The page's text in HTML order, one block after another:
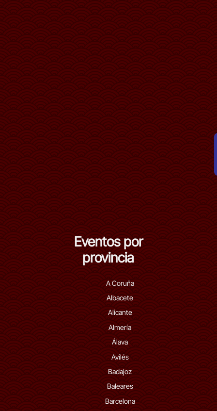
Eventos por
provincia
A Coruña
Albacete
Alicante
Almería
Álava
Avilés
Badajoz
Baleares
Barcelona